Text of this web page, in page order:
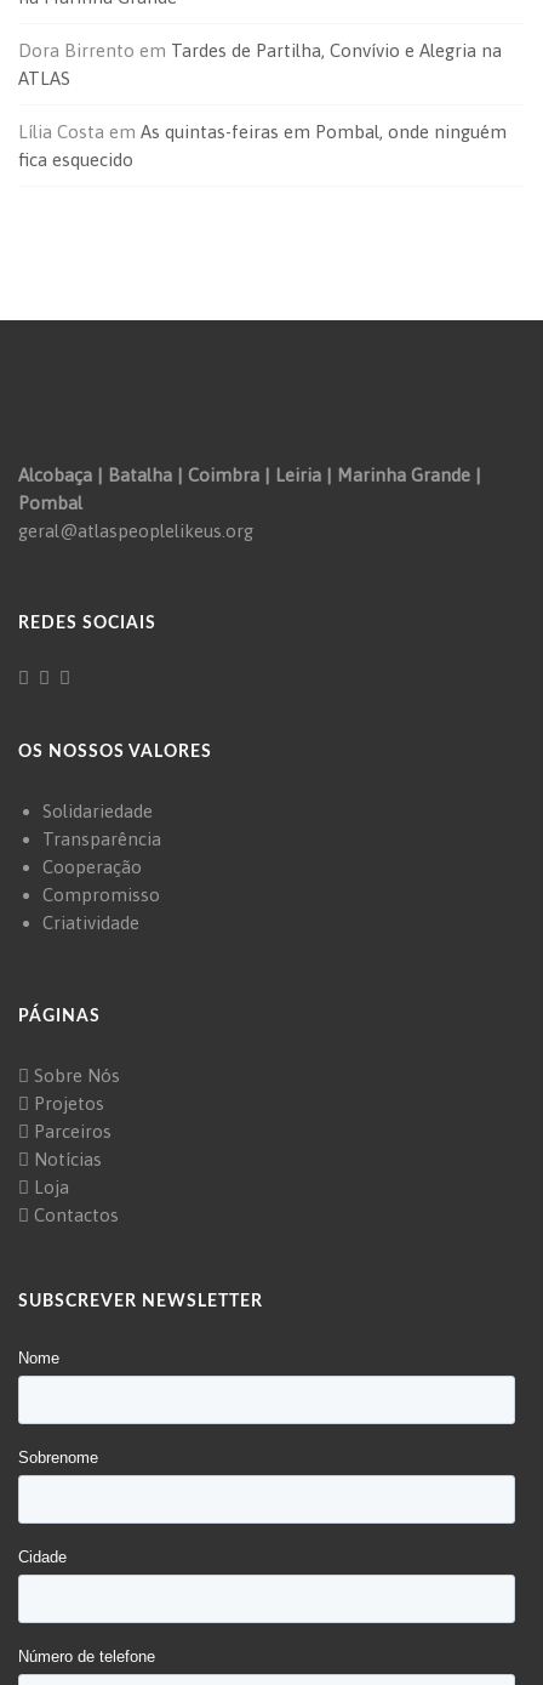
Dora Birrento em Tardes de Partilha, Convívio e Alegria na
ATLAS
Lília Costa em As quintas-feiras em Pombal, onde ninguém
fica esquecido
Alcobaça | Batalha | Coimbra | Leiria | Marinha Grande |
Pombal
geral@atlaspeoplelikeus.org
REDES SOCIAIS
OS NOSSOS VALORES
Solidariedade
Transparência
Cooperação
Compromisso
Criatividade
PÁGINAS
Sobre Nós
Projetos
Parceiros
Notícias
Loja
Contactos
SUBSCREVER NEWSLETTER